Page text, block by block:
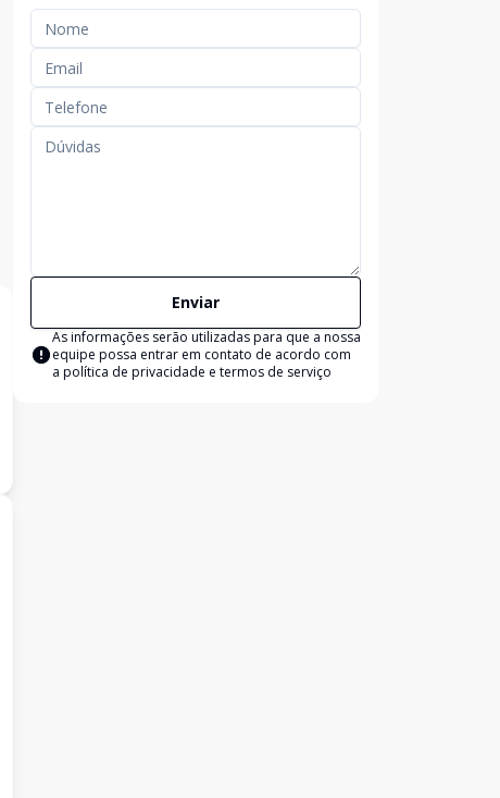
Enviar
As informações serão utilizadas para que a nossa
equipe possa entrar em contato de acordo com
a política de privacidade e termos de serviço